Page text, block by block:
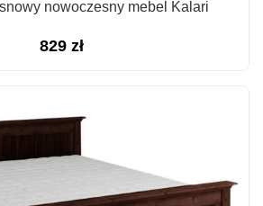
nowoczesny mebel Kalari
829 zł